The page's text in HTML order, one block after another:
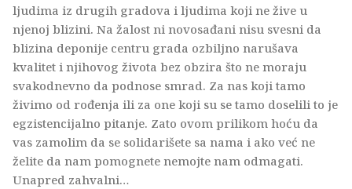
ljudima iz drugih gradova i ljudima koji ne žive u
njenoj blizini. Na žalost ni novosađani nisu svesni da
blizina deponije centru grada ozbiljno narušava
kvalitet i njihovog života bez obzira što ne moraju
svakodnevno da podnose smrad. Za nas koji tamo
živimo od rođenja ili za one koji su se tamo doselili to je
egzistencijalno pitanje. Zato ovom prilikom hoću da
vas zamolim da se solidarišete sa nama i ako već ne
želite da nam pomognete nemojte nam odmagati.
Unapred zahvalni…